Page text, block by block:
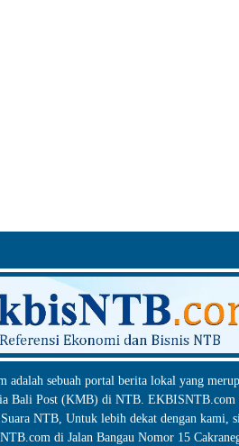
adalah sebuah portal berita lokal yang
Bali Post (KMB) di NTB. EKBISNTB.com
NTB, Untuk lebih dekat dengan kami,
di Jalan Bangau Nomor 15